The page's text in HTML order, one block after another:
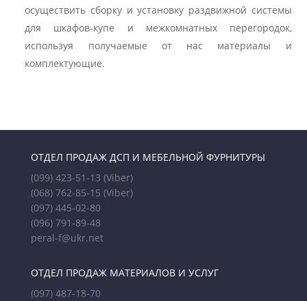
осуществить сборку и установку раздвижной системы
для шкафов-купе и межкомнатных перегородок,
используя получаемые от нас материалы и
комплектующие.
ОТДЕЛ ПРОДАЖ ДСП И МЕБЕЛЬНОЙ ФУРНИТУРЫ
(099) 423-51-13 (Viber)
(068) 762-85-15 (Viber)
(097) 445-02-80
(096) 791-89-48
peral-f@ukr.net
ОТДЕЛ ПРОДАЖ МАТЕРИАЛОВ И УСЛУГ
(097) 487-18-70